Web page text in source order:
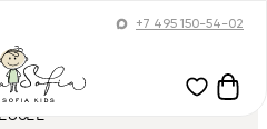
+7 495 150-54-02